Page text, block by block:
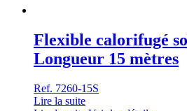
Flexible calorifugé
Longueur 15 mètres
Ref. 7260-15S
Lire la suite